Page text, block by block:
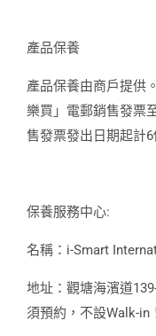
產品保養
產品保養由商戶提供
樂買」電郵銷售發票
售發票發出日期起計6
保養服務中心:
名稱：i-Smart
地址：觀塘海濱道
須預約，不設Walk-in